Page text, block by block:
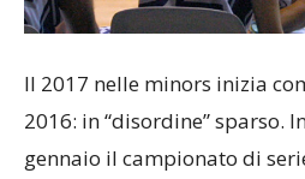
Il 2017 nelle minors inizia
2016: in “disordine” sparso.
gennaio il campionato di